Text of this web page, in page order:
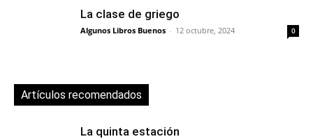
La clase de griego
Algunos Libros Buenos - 12 octubre, 2024 0
Artículos recomendados
La quinta estación